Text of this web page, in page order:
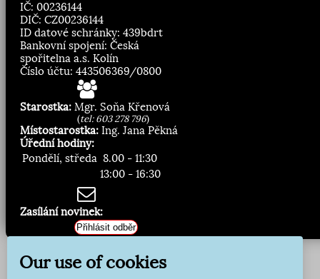
IČ: 00236144
DIČ: CZ00236144
ID datové schránky: 439bdrt
Bankovní spojení: Česká
spořitelna a.s. Kolín
Číslo účtu: 443506369/0800
Starostka: Mgr. Soňa Křenová
(tel: 603 278 796)
Místostarostka: Ing. Jana Pěkná
Úřední hodiny:
Pondělí, středa 8.00 - 11:30
13:00 - 16:30
Zasílání novinek:
Přihlásit odběr
Our use of cookies